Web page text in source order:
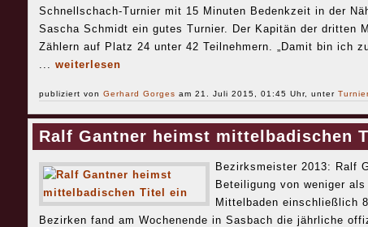
Schnellschach-Turnier mit 15 Minuten Bedenkzeit in der
Sascha Schmidt ein gutes Turnier. Der Kapitän der dritten
Zählern auf Platz 24 unter 42 Teilnehmern. „Damit bin ich
... weiterlesen
publiziert von Gerhard Gorges am 21. Juli 2015, 01:45 Uhr, unter
Ralf Gantner heimst mittelbadischen
Bezirksmeister 2013: Ralf
Beteiligung von weniger
Mittelbaden einschließlich
Bezirken fand am Wochenende in Sasbach die jährliche